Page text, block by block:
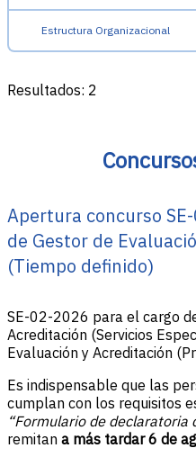
Estructura Organizacional
Resultados: 2
Apertura concurso
de Gestor de
(Tiempo definido)
SE-02-2026 para el cargo
Acreditación (Servicios
Evaluación y Acreditación
Es indispensable que las
cumplan con los requisitos
“Formulario de
remitan a más tardar 6 de